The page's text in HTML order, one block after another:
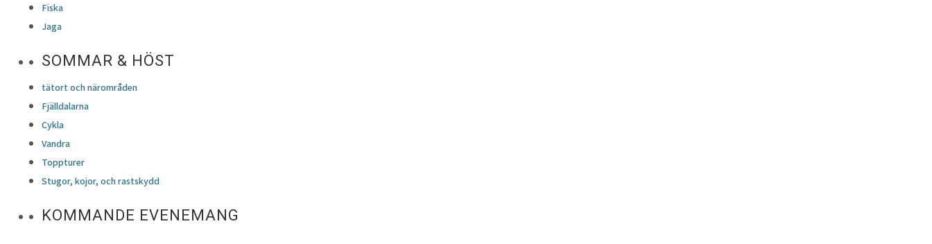
Fiska
Jaga
SOMMAR & HÖST
tätort och närområden
Fjälldalarna
Cykla
Vandra
Toppturer
Stugor, kojor, och rastskydd
KOMMANDE EVENEMANG